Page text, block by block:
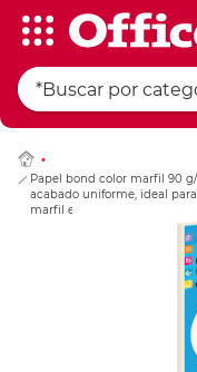
Papel bond color marfil 90 g/
acabado uniforme, ideal
marfil elegante para